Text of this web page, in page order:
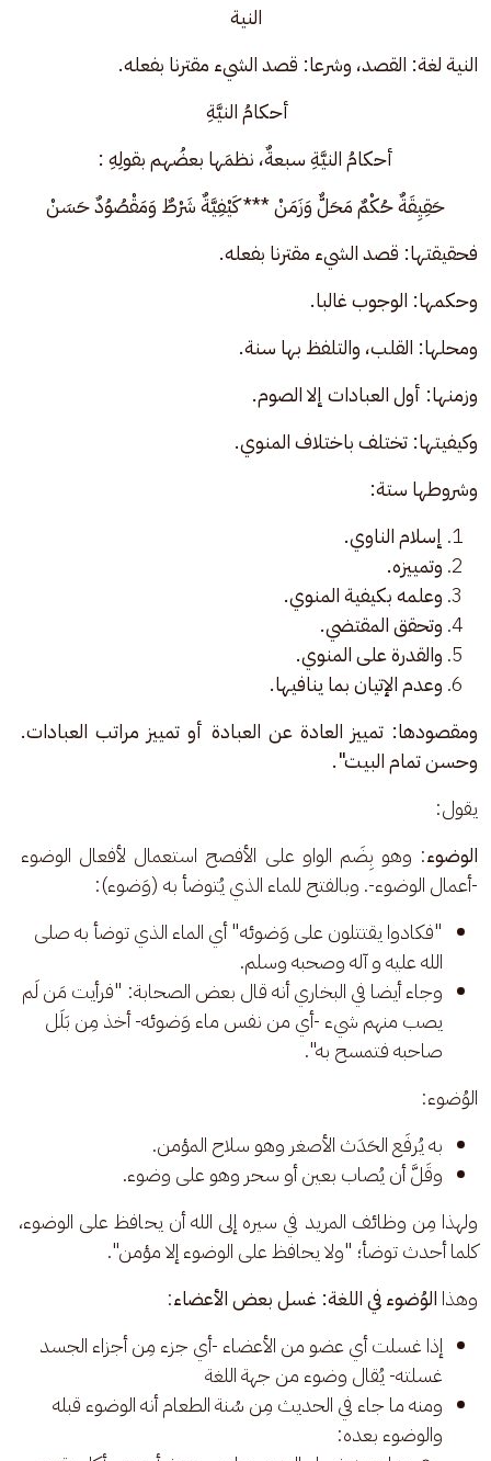
النية
النية لغة: القصد، وشرعا: قصد الشيء مقترنا بفعله.
أحكامُ النيَّةِ
أحكامُ النيَّةِ سبعةٌ، نظمَها بعضُهم بقولِهِ :
حَقِيِقَةٌ حُكْمٌ مَحَلٌّ وَزَمَنْ *** كَيْفِيَّةٌ شَرْطٌ وَمَقْصُوُدٌ حَسَنْ
فحقيقتها: قصد الشيء مقترنا بفعله.
وحكمها: الوجوب غالبا.
ومحلها: القلب، والتلفظ بها سنة.
وزمنها: أول العبادات إلا الصوم.
وكيفيتها: تختلف باختلاف المنوي.
وشروطها ستة:
إسلام الناوي.
وتمييزه.
وعلمه بكيفية المنوي.
وتحقق المقتضي.
والقدرة على المنوي.
وعدم الإتيان بما ينافيها.
ومقصودها: تمييز العادة عن العبادة أو تمييز مراتب العبادات.
وحسن تمام البيت".
يقول:
الوضوء: وهو بِضَم الواو على الأفصح استعمال لأفعال الوضوء
-أعمال الوضوء-. وبالفتح للماء الذي يُتوضأ به (وَضوء):
"فكادوا يقتتلون على وَضوئه" أي الماء الذي توضأ به صلى
الله عليه و آله وصحبه وسلم.
وجاء أيضا في البخاري أنه قال بعض الصحابة: "فرأيت مَن لَم
يصب منهم شيء -أي من نفس ماء وَضوئه- أخذ مِن بَلَل
صاحبه فتمسح به".
الوُضوء:
به يُرفَع الحَدَث الأصغر وهو سلاح المؤمن.
وقَلَّ أن يُصاب بعين أو سحر وهو على وضوء.
ولهذا مِن وظائف المريد في سيره إلى الله أن يحافظ على الوضوء،
كلما أحدث توضأ؛ "ولا يحافظ على الوضوء إلا مؤمن".
وهذا الوُضوء في اللغة: غسل بعض الأعضاء:
إذا غسلت أي عضو من الأعضاء -أي جزء مِن أجزاء الجسد
غسلته- يُقال وضوء من جهة اللغة
ومنه ما جاء في الحديث مِن سُنة الطعام أنه الوضوء قبله
والوضوء بعده: